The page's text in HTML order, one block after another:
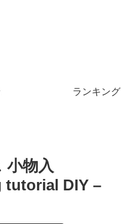
ランキング
小物入
tutorial DIY –